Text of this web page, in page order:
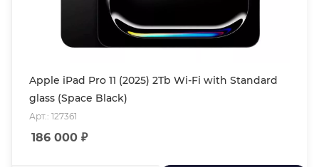
Apple iPad Pro 11 (2025) 2Tb Wi-Fi with Standard
glass (Space Black)
Арт.: 127361
186 000 ₽